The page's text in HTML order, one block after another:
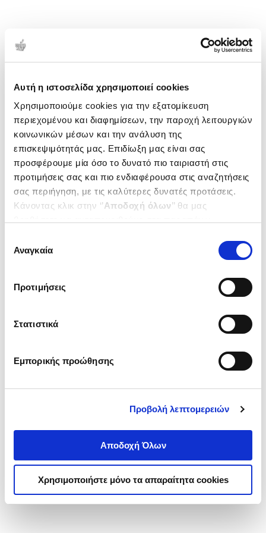
Αυτή η ιστοσελίδα χρησιμοποιεί cookies
Χρησιμοποιούμε cookies για την εξατομίκευση
περιεχομένου και διαφημίσεων, την παροχή λειτουργιών
κοινωνικών μέσων και την ανάλυση της
επισκεψιμότητάς μας. Επιδίωξη μας είναι σας
προσφέρουμε μία όσο το δυνατό πιο ταιριαστή στις
προτιμήσεις σας και πιο ενδιαφέρουσα στις αναζητήσεις
σας περιήγηση, με τις καλύτερες δυνατές προτάσεις.
Κάνοντας κλικ στην ‘’Αποδοχή όλων’’ θα μας
ενδιαφέρουν και να επιλέξετε από τα παρακάτω με την
΄΄και να ενημερωθείτε σχετικά με
συγκατάθεσης
Αναγκαία
Προτιμήσεις
Στατιστικά
Εμπορικής προώθησης
Προβολή λεπτομερειών
Αποδοχή Όλων
Χρησιμοποιήστε μόνο τα απαραίτητα cookies